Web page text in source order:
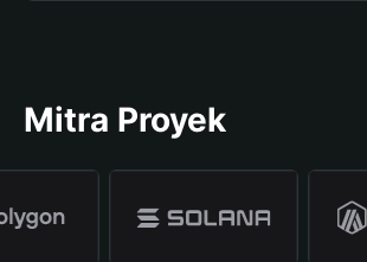
Mitra Proyek